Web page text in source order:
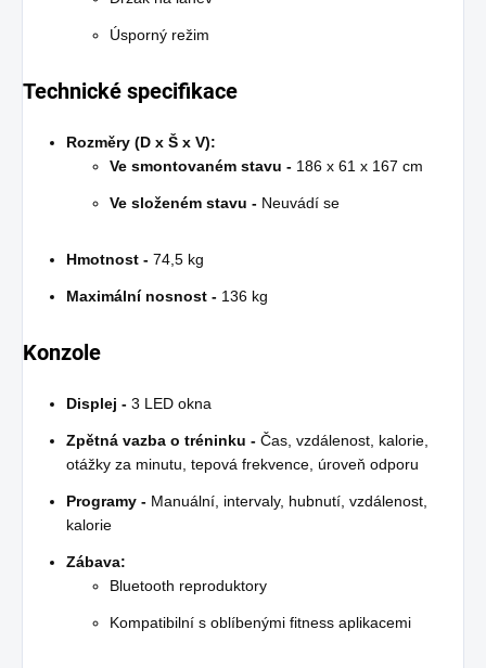
Úsporný režim
Technické specifikace
Rozměry (D x Š x V):
Ve smontovaném stavu - 186 x 61 x 167 cm
Ve složeném stavu - Neuvádí se
Hmotnost - 74,5 kg
Maximální nosnost - 136 kg
Konzole
Displej - 3 LED okna
Zpětná vazba o tréninku - Čas, vzdálenost, kalorie,
otážky za minutu, tepová frekvence, úroveň odporu
Programy - Manuální, intervaly, hubnutí, vzdálenost,
kalorie
Zábava:
Bluetooth reproduktory
Kompatibilní s oblíbenými fitness aplikacemi